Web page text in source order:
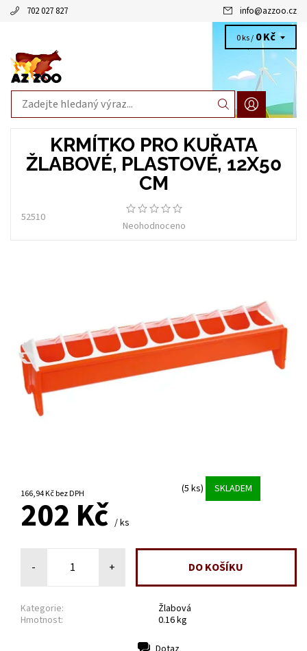
702 027 827 info@azzoo.cz
0 ks / 0 Kč
KRMÍTKO PRO KUŘATA
ŽLABOVÉ, PLASTOVÉ, 12X50
CM
52510
Neohodnoceno
166,94 Kč bez DPH (5 ks) SKLADEM
202 Kč / ks
- +
Kategorie:
Žlabová
Hmotnost:
0.16 kg